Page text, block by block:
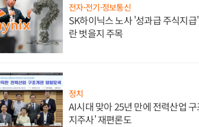
전자·전기·정보통신
SK하이닉스 노사 '성과급 주식지
란 벗을지 주목
정치
AI시대 맞아 25년 만에 전력산업
지주사' 재편론도